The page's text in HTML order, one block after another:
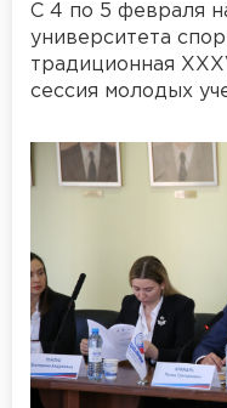
С 4 по 5 февраля
университета
традиционная
сессия молодых